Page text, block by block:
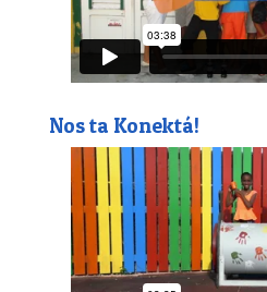
Nos ta Konektá!